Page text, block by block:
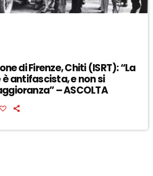
di Firenze, Chiti (ISRT): “La
antifascista, e non si
– ASCOLTA